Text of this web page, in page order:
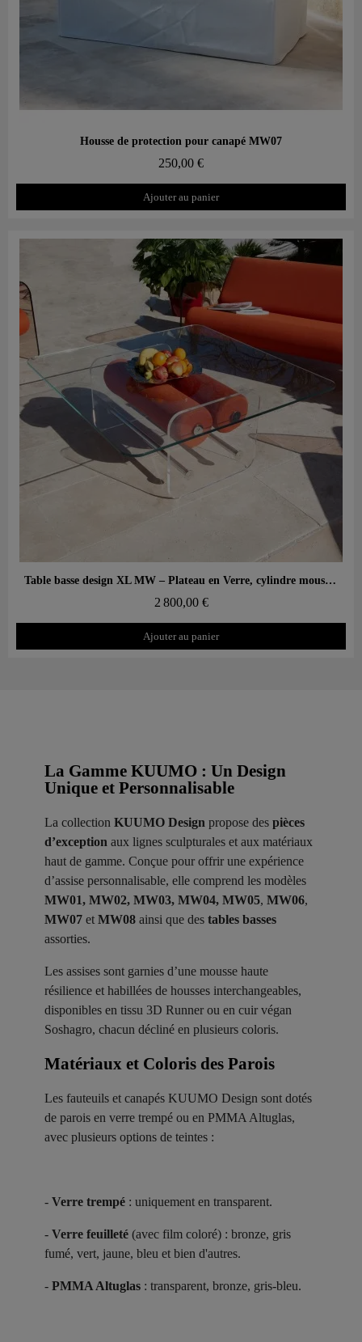
Aperçu rapide
Housse de protection pour canapé MW07
250,00 €
Ajouter au panier
Aperçu rapide Table basse design XL MW – Plateau en Verre, cylindre mousse alvéolaire
2 800,00 €
Ajouter au panier
La Gamme KUUMO : Un Design
Unique et Personnalisable
La collection KUUMO Design propose des pièces
d’exception aux lignes sculpturales et aux matériaux
haut de gamme. Conçue pour offrir une expérience
d’assise personnalisable, elle comprend les modèles
MW01, MW02, MW03, MW04, MW05, MW06,
MW07 et MW08 ainsi que des tables basses
assorties.
Les assises sont garnies d’une mousse haute
résilience et habillées de housses interchangeables,
disponibles en tissu 3D Runner ou en cuir végan
Soshagro, chacun décliné en plusieurs coloris.
Matériaux et Coloris des Parois ​
Les fauteuils et canapés KUUMO Design sont dotés
de parois en verre trempé ou en PMMA Altuglas,
avec plusieurs options de teintes :
- Verre trempé : uniquement en transparent.
- Verre feuilleté (avec film coloré) : bronze, gris
fumé, vert, jaune, bleu et bien d'autres.
- PMMA Altuglas : transparent, bronze, gris-bleu.